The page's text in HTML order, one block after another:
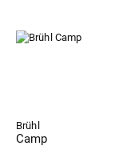
Brühl
Camp